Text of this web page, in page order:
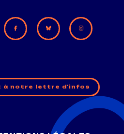
à notre lettre d'infos